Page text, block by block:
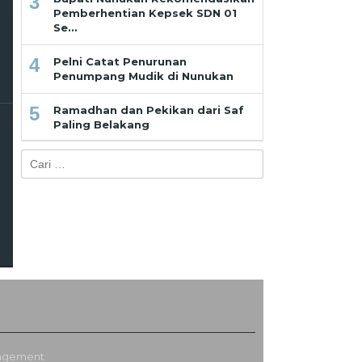
Pemberhentian Kepsek SDN 01
Se…
4
Pelni Catat Penurunan
Penumpang Mudik di Nunukan
5
Ramadhan dan Pekikan dari Saf
Paling Belakang
untuk: